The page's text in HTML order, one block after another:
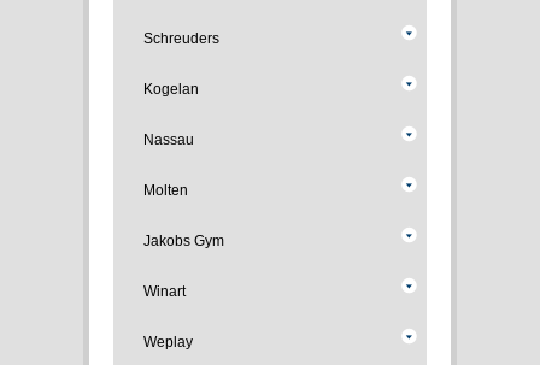
Schreuders
Kogelan
Nassau
Molten
Jakobs Gym
Winart
Weplay